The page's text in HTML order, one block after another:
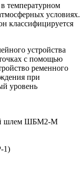
температурном
условиях.
классифицируется
устройства
с помощью
ременного
при
уровень
шлем ШБМ2-М
1)